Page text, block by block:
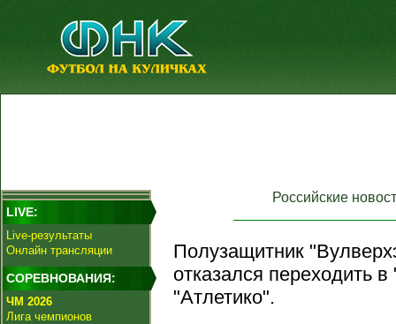
LIVE:
Live-результаты
Онлайн трансляции
СОРЕВНОВАНИЯ:
ЧМ 2026
Лига чемпионов
Российские
Полузащитник
отказался переходить
"Атлетико".